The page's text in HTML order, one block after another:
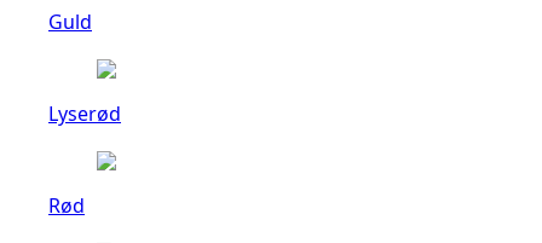
Guld
Lyserød
Rød